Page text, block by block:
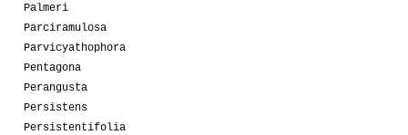
Palmeri
Parciramulosa
Parvicyathophora
Pentagona
Perangusta
Persistens
Persistentifolia